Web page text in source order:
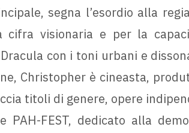
segna l’esordio alla
cifra visionaria e per la
con i toni urbani e
Christopher è cineasta,
titoli di genere, opere
FEST, dedicato alla